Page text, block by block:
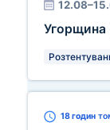
Угорщина
18 годин